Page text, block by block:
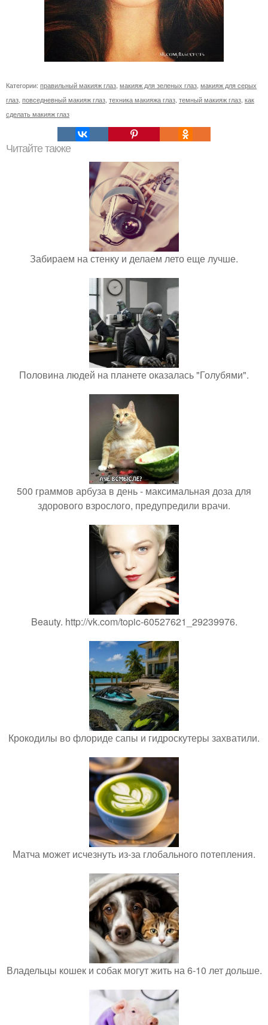
Категории: правильный макияж глаз макияж для зеленых глаз макияж для серых
глаз повседневный макияж глаз техника макияжа глаз темный макияж глаз как
сделать макияж глаз
Читайте также
Забираем на стенку и делаем лето еще лучше.
Половина людей на планете оказалась "Голубями".
500 граммов арбуза в день - максимальная доза для
здорового взрослого, предупредили врачи.
Beauty. http://vk.com/topic-60527621_29239976.
Крокодилы во флориде сапы и гидроскутеры захватили.
Матча может исчезнуть из-за глобального потепления.
Владельцы кошек и собак могут жить на 6-10 лет дольше.